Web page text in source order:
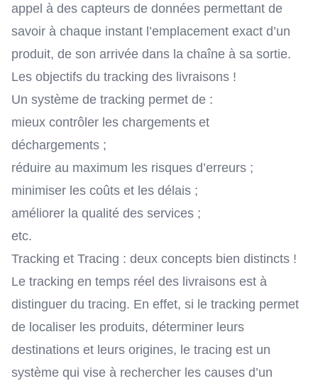
appel à des capteurs de données permettant de
savoir à chaque instant l’emplacement exact d’un
produit, de son arrivée dans la chaîne à sa sortie.
Les objectifs du tracking des livraisons !
Un système de tracking permet de :
mieux contrôler les chargements et
déchargements ;
réduire au maximum les risques d’erreurs ;
minimiser les coûts et les délais ;
améliorer la qualité des services ;
etc.
Tracking et Tracing : deux concepts bien distincts !
Le tracking en temps réel des livraisons est à
distinguer du tracing. En effet, si le tracking permet
de localiser les produits, déterminer leurs
destinations et leurs origines, le tracing est un
système qui vise à rechercher les causes d’un